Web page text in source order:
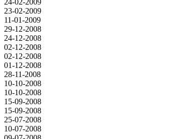
23-02-2009
11-01-2009
29-12-2008
24-12-2008
02-12-2008
02-12-2008
01-12-2008
28-11-2008
10-10-2008
10-10-2008
15-09-2008
15-09-2008
25-07-2008
10-07-2008